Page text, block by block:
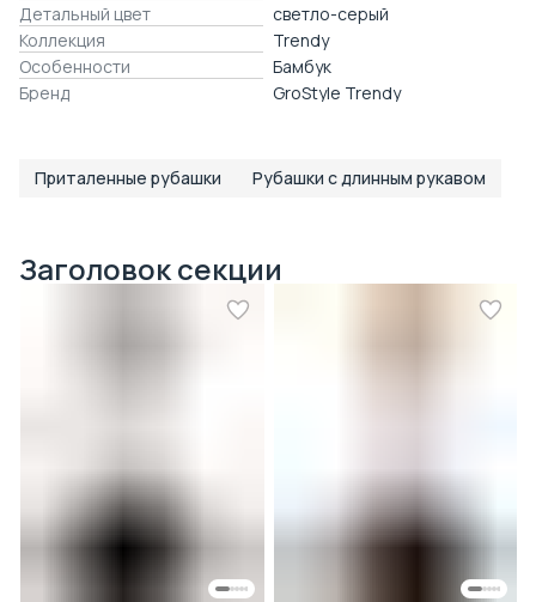
Детальный цвет
светло-серый
Коллекция
Trendy
Особенности
Бамбук
Бренд
GroStyle Trendy
Приталенные рубашки Рубашки с длинным рукавом
Заголовок секции